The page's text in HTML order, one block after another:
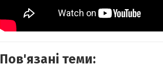
Пов'язані теми: